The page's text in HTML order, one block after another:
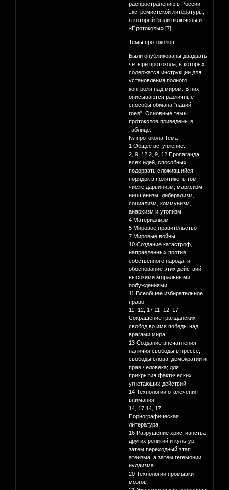
распространению в России
экстремистской литературы,
в который были включены и
«Протоколы».[7]
Темы протоколов
Были опубликованы двадцать
четыре протокола, в которых
содержатся инструкции для
установления полного
контроля над миром. В них
описываются различные
способы обмана "наций-
гоев". Основные темы
протоколов приведены в
таблице:
№ протокола Тема
1 Общее вступление.
2, 9, 12 2, 9, 12 Пропаганда
всех идей, способных
подорвать сложившийся
порядок в политике, в том
числе дарвинизм, марксизм,
ницшенизм, либерализм,
социализм, коммунизм,
анархизм и утопизм.
4 Материализм
5 Мировое правительство
7 Мировые войны
10 Создание катастроф,
направленных против
собственного народа, и
обоснование этих действий
высокими моральными
побуждениями.
11 Всеобщее избирательное
право
11, 12, 17 11, 12, 17
Сокращение гражданских
свобод во имя победы над
врагами мира
13 Создание впечатления
наличия свободы в прессе,
свободы слова, демократии и
прав человека; для
прикрытия фактических
угнетающих действий
14 Технологии отвлечения
внимания
14, 17 14, 17
Порнографическая
литература
16 Разрушение христианства,
других религий и культур;
затем переходный этап
атеизма; а затем гегемонии
иудаизма
20 Технологии промывки
мозгов